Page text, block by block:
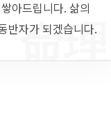
命理
아드립니다. 삶의
반자가 되겠습니다.